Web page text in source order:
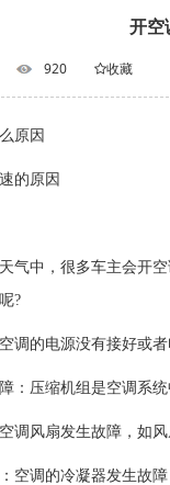
开空
920 收藏
原因
的原因
中，很多车主会开空
?
的电源没有接好或者
压缩机组是空调系统
风扇发生故障，如风
调的冷凝器发生故障